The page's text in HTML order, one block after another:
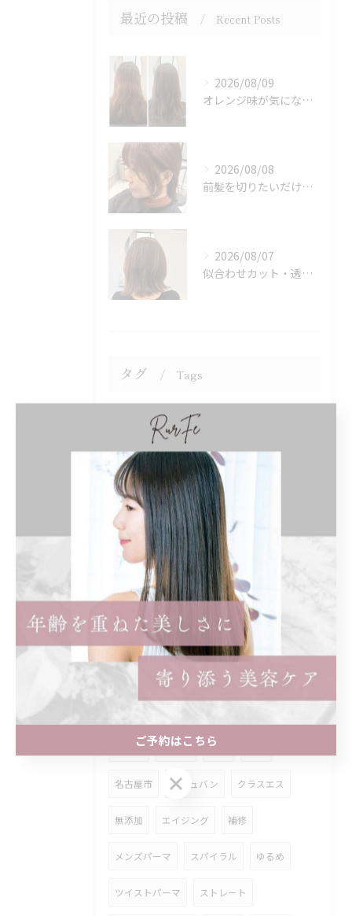
最近の投稿 Recent Posts
2026/08/09
オレンジ味が気になる方へ♪柔らかい透明感カラー
2026/08/08
前髪を切りたいだけでもOK♪ポイントカット受付中！
2026/08/07
似合わせカット・透明感カラーはASAMIにお任せください♪
タグ Tags
子連れ
白髪ぼかし ハイライト
女性のみ まつ毛パーマ
ロッド 奥目 効果
ショート レディース 前髪あり
ショートボブ ボブ インナーカラー
イヤリングカラー
トリートメント ストレートパーマ
まつげ マツパ 個室
名古屋市 アジュバン クラスエス
無添加 エイジング 補修
メンズパーマ スパイラル ゆるめ
ツイストパーマ ストレート
ご予約はこちら
ご予約はこちら